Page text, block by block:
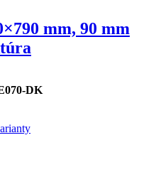
mm, 90 mm
DK